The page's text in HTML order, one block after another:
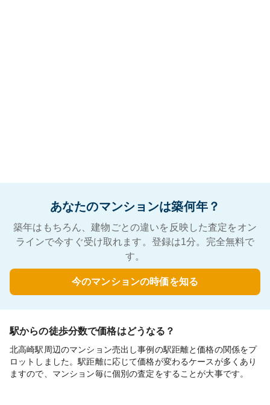
あなたのマンションは築何年？
築年はもちろん、建物ごとの違いを反映した査定をオン
ラインで今すぐ受け取れます。登録は1分。完全無料で
す。
今のマンションの時価を知る
駅からの徒歩分数で価格はどうなる？
北高崎駅周辺のマンション売出し事例の駅距離と価格の関係をプ
ロットしました。駅距離に応じて価格が変わるケースが多くあり
ますので、マンション毎に個別の査定をすることが大事です。